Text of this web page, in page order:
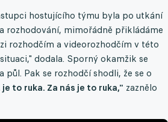
hostujícího týmu byla po utkání
rozhodování, mimořádně přikládáme
rozhodčím a videorozhodčím v této
dodala. Sporný okamžik se
půl. Pak se rozhodčí shodli, že se o
to ruka. Za nás je to ruka," zaznělo